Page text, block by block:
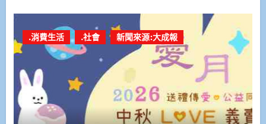
.消費生活 .社會 新聞來源:大成報